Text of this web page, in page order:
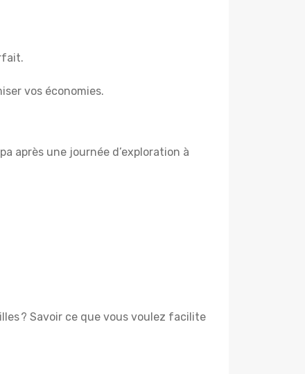
vos économies.
après une journée d’exploration à
? Savoir ce que vous voulez facilite